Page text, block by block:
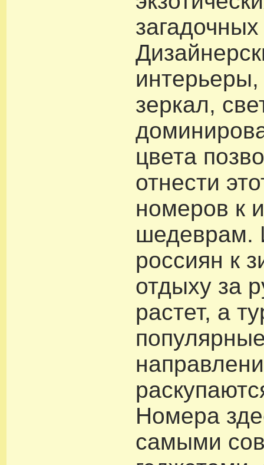
зеркал,
цвета
отнести
номеров к
шедеврам.
россиян к
отдыху за
растет, а
Номера
самыми